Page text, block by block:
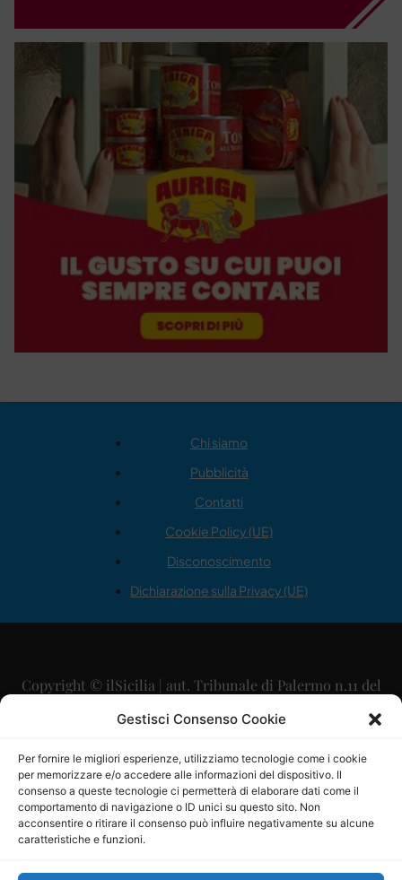
Gestisci Consenso Cookie
Per fornire le migliori esperienze, utilizziamo tecnologie come i cookie
per memorizzare e/o accedere alle informazioni del dispositivo. Il
consenso a queste tecnologie ci permetterà di elaborare dati come il
comportamento di navigazione o ID unici su questo sito. Non
acconsentire o ritirare il consenso può influire negativamente su alcune
caratteristiche e funzioni.
Chi siamo
Pubblicità
Contatti
Cookie Policy (UE)
Disconoscimento
Dichiarazione sulla Privacy (UE)
Copyright © ilSicilia | aut. Tribunale di Palermo n.11 del
29/09/2015
Direttore Editoriale: Maurizio Scaglione
Direttore Responsabile: Maria Calabrese